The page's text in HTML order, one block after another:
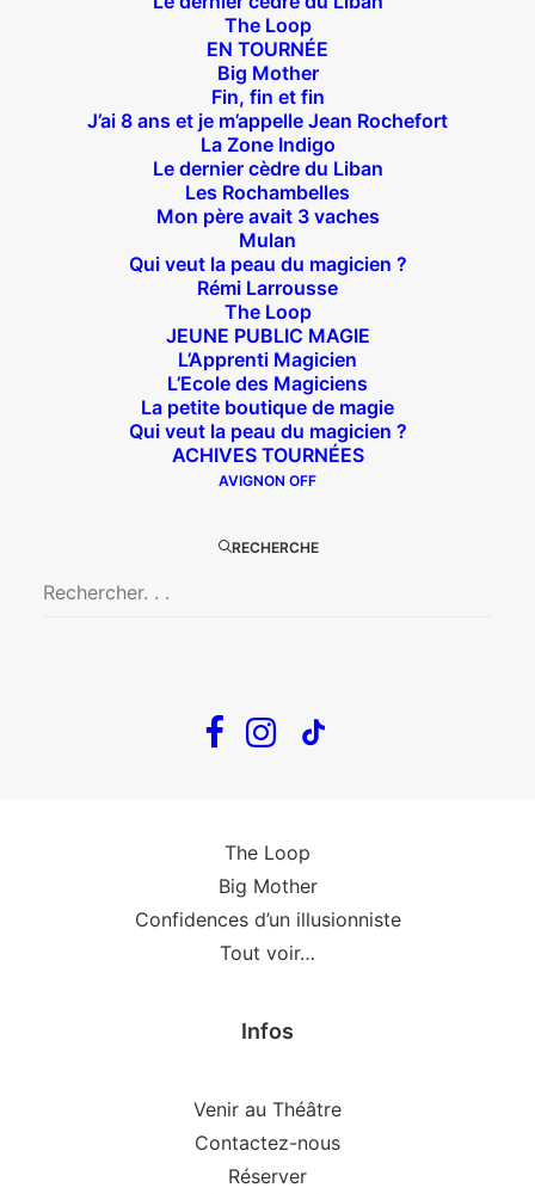
The Loop
EN TOURNÉE
Big Mother
Fin, fin et fin
J’ai 8 ans et je m’appelle Jean Rochefort
La Zone Indigo
Le dernier cèdre du Liban
Les Rochambelles
Mon père avait 3 vaches
Mulan
Qui veut la peau du magicien ?
Rémi Larrousse
The Loop
JEUNE PUBLIC MAGIE
L’Apprenti Magicien
L’Ecole des Magiciens
La petite boutique de magie
Qui veut la peau du magicien ?
ACHIVES TOURNÉES
AVIGNON OFF
RECHERCHE
Suivez nous !
Théâtre des Béliers Parisiens
14 bis rue Sainte Isaure 75018 Paris
Joffrin / Simplon – Loc :01 42 62 35 00
The Loop
Big Mother
Confidences d’un illusionniste
Tout voir…
Infos
Venir au Théâtre
Contactez-nous
Réserver